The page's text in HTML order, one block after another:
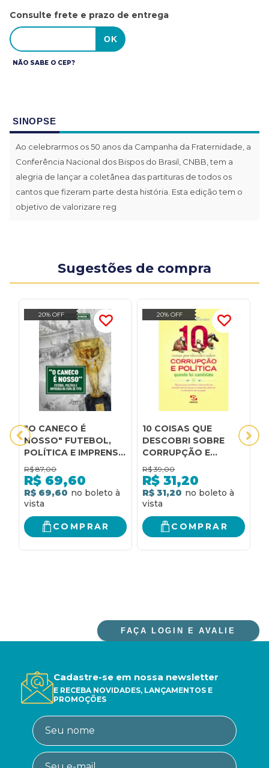
Consulte frete e prazo de entrega
NÃO SABE O CEP?
SINOPSE
Ao celebrarmos os 50 anos da Campanha da Fraternidade, a
Conferência Nacional dos Bispos do Brasil, CNBB, tem a
alegria de lançar a coletânea das partituras de todos os
cantos que fizeram parte desta história. Esta edição tem o
objetivo de valorizare reg
Sugestões de compra
20% OFF
"O CANECO É
NOSSO" FUTEBOL,
POLÍTICA E IMPRENSA
NA COPA DE 1970
R$ 87,00
R$ 69,60
R$ 69,60
COMPRAR
20% OFF
10 COISAS QUE
DESCOBRI SOBRE
CORRUPÇÃO E
POLÍTICA QUANDO
FUI CANDIDATA: UM
GUIA PARA
CANDIDATOS E
ENTENDER COMO
FUNCIONAM AS
CAMPANHAS
R$ 39,00
R$ 31,20
R$ 31,20
COMPRAR
FAÇA LOGIN E AVALIE
Cadastre-se em nossa newsletter
E RECEBA NOVIDADES, LANÇAMENTOS E
PROMOÇÕES